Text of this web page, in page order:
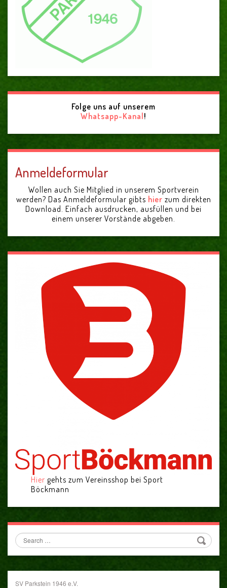
Folge uns auf unserem
Whatsapp-Kanal!
Anmeldeformular
Wollen auch Sie Mitglied in unserem Sportverein
werden? Das Anmeldeformular gibts hier zum direkten
Download. Einfach ausdrucken, ausfüllen und bei
einem unserer Vorstände abgeben.
Hier gehts zum Vereinsshop bei Sport
Böckmann
Search
SV Parkstein 1946 e.V.